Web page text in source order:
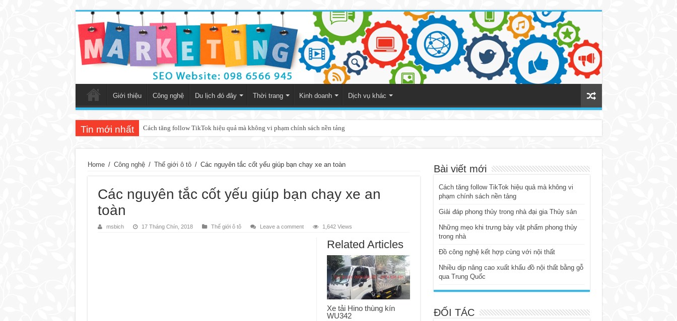
Giới thiệu Công nghệ Du lịch đó đây Thời trang Kinh doanh Dịch vụ khác
Tin mới nhất Giải đáp phong thủy trong nhà đại gia Thủy sản
Home / Công nghệ / Thế giới ô tô / Các nguyên tắc cốt yếu giúp bạn chạy xe an toàn
Các nguyên tắc cốt yếu giúp bạn chạy xe an
toàn
msbich 17 Tháng Chín, 2018 Thế giới ô tô Leave a comment 1,642 Views
Related Articles
Xe tải Hino thùng kín
WU342
Bài viết mới
Cách tăng follow TikTok hiệu quả mà không vi
phạm chính sách nền tảng
Giải đáp phong thủy trong nhà đại gia Thủy sản
Những mẹo khi trưng bày vật phẩm phong thủy
trong nhà
Đồ công nghệ kết hợp cùng với nội thất
Nhiều dịp nâng cao xuất khẩu đồ nội thất bằng gỗ
qua Trung Quốc
ĐỐI TÁC